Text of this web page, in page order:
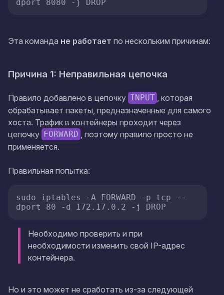
dport 8080 -j DROP
Эта команда не работает по нескольким причинам:
Причина 1: Неправильная цепочка
Правило добавлено в цепочку INPUT
, которая
обрабатывает пакеты, предназначенные для самого
хоста. Трафик в контейнеры проходит через
цепочку FORWARD
, поэтому правило просто не
применяется.
Правильная попытка:
sudo iptables -A FORWARD -p tcp --
dport 80 -d 172.17.0.2 -j DROP
Необходимо проверить и при
необходимости изменить свой IP-адрес
контейнера.
Но и это может не сработать из-за следующей